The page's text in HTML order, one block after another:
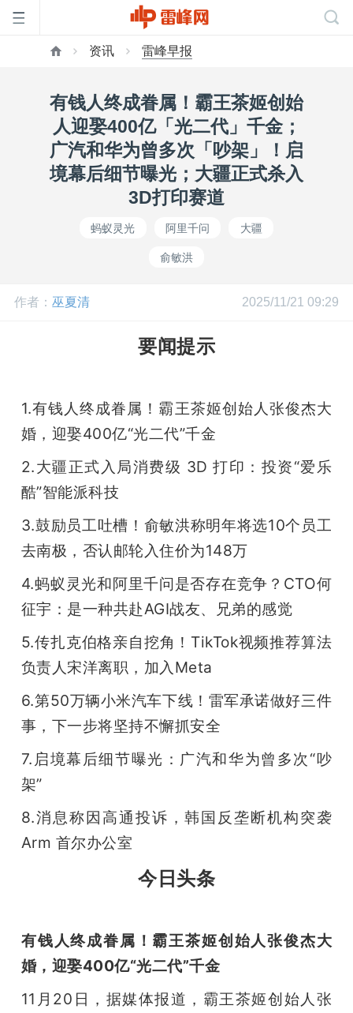
页
雷
公
课
动
中
心
GAIR
题
搞
资讯 雷峰早报
有钱人终成眷属！霸王茶姬创始
人迎娶400亿「光二代」千金；
广汽和华为曾多次「吵架」！启
境幕后细节曝光；大疆正式杀入
3D打印赛道
蚂蚁灵光 阿里千问 大疆
俞敏洪
作者： 巫夏清 2025/11/21 09:29
要闻提示
1.有钱人终成眷属！霸王茶姬创始人张俊杰大
婚，迎娶400亿“光二代”千金
2.大疆正式入局消费级 3D 打印：投资“爱乐
酷”智能派科技
3.鼓励员工吐槽！俞敏洪称明年将选10个员工
去南极，否认邮轮入住价为148万
4.蚂蚁灵光和阿里千问是否存在竞争？CTO何
征宇：是一种共赴AGI战友、兄弟的感觉
5.传扎克伯格亲自挖角！TikTok视频推荐算法
负责人宋洋离职，加入Meta
6.第50万辆小米汽车下线！雷军承诺做好三件
事，下一步将坚持不懈抓安全
7.启境幕后细节曝光：广汽和华为曾多次“吵
架”
8.消息称因高通投诉，韩国反垄断机构突袭
Arm 首尔办公室
今日头条
有钱人终成眷属！霸王茶姬创始人张俊杰大
婚，迎娶400亿“光二代”千金
11月20日，据媒体报道，霸王茶姬创始人张